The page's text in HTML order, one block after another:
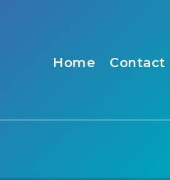
Home Contact